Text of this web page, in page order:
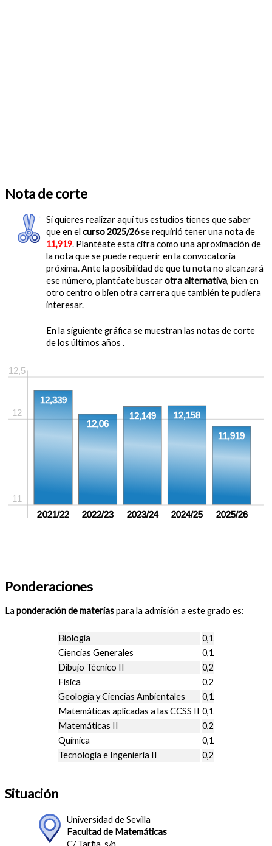
Nota de corte
Si quieres realizar aquí tus estudios tienes que saber
que en el curso 2025/26se requirió tener una nota de
11,919. Plantéate esta cifra como una aproximación de
la nota que se puede requerir en la convocatoria
próxima. Ante la posibilidad de que tu nota no alcanzará
ese número, plantéate buscarotra alternativa, bien en
otro centro o bien otra carrera que también te pudiera
interesar.
En la siguiente gráfica se muestran las notas de corte
de los últimos años .
12,5
11
12
12,339
12,06
12,149 12,158
11,919
2021/22 2022/23 2023/24 2024/25 2025/26
Ponderaciones
La ponderación de materiaspara la admisión a este grado es:
Biología
0,1
Ciencias Generales
0,1
Dibujo Técnico II
0,2
Física
0,2
Geología y Ciencias Ambientales
0,1
Matemáticas aplicadas a las CCSS II 0,1
Matemáticas II
0,2
Química
0,1
Tecnología e Ingeniería II
0,2
Situación
Universidad de Sevilla
Facultad de Matemáticas